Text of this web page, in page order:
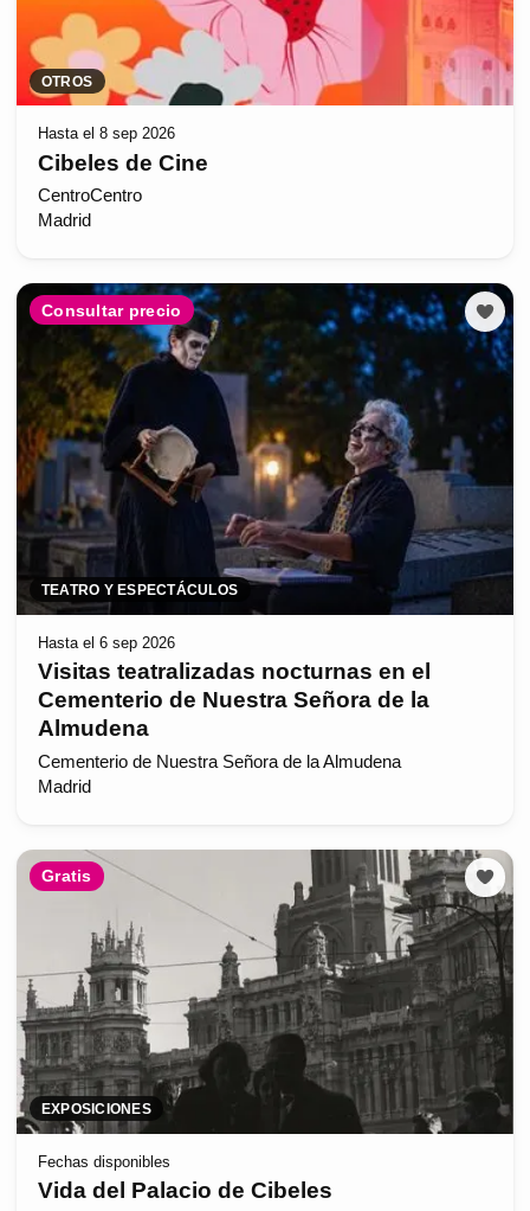
OTROS
Hasta el 8 sep 2026
Cibeles de Cine
CentroCentro
Madrid
Consultar precio
TEATRO Y ESPECTÁCULOS
Hasta el 6 sep 2026
Visitas teatralizadas nocturnas en el
Cementerio de Nuestra Señora de la
Almudena
Cementerio de Nuestra Señora de la Almudena
Madrid
Gratis
EXPOSICIONES
Fechas disponibles
Vida del Palacio de Cibeles